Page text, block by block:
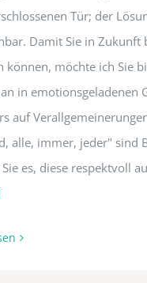
Tür; der
Damit Sie in Zukunft
können, möchte ich Sie
in emotionsgeladenen
auf
alle, immer, jeder" sind
Sie es, diese respektvoll